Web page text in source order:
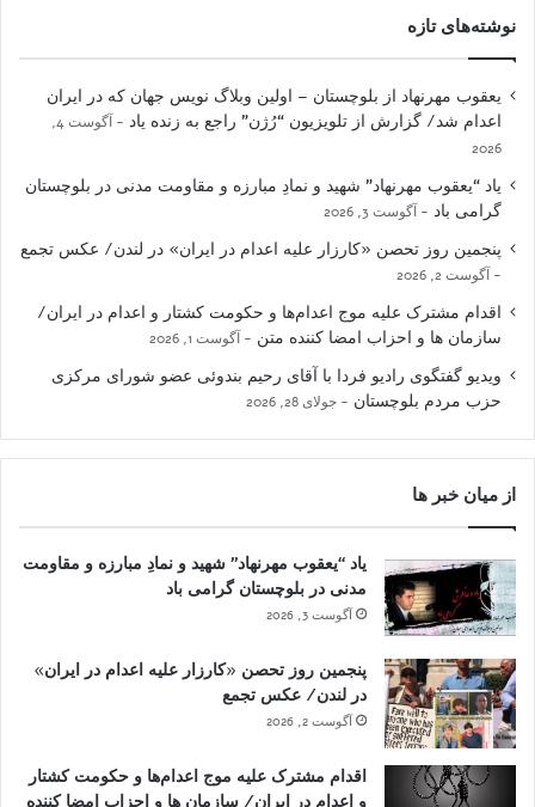
نوشته‌های تازه
یعقوب مهرنهاد از بلوچستان – اولین وبلاگ نویس جهان که در ایران
اعدام شد/ گزارش از تلویزیون “رُژن” راجع به زنده یاد
آگوست 4,
2026
یاد “یعقوب مهرنهاد” شهید و نمادِ مبارزه و مقاومت مدنی در بلوچستان
گرامی باد
آگوست 3, 2026
پنجمین روز تحصن «کارزار علیه اعدام در ایران» در لندن/ عکس تجمع
آگوست 2, 2026
اقدام مشترک علیه موج اعدام‌ها و حکومت کشتار و اعدام در ایران/
سازمان ها و احزاب امضا کننده متن
آگوست 1, 2026
ویدیو گفتگوی رادیو فردا با آقای رحیم بندوئی عضو شورای مرکزی
حزب مردم بلوچستان
جولای 28, 2026
از میان خبر ها
یاد “یعقوب مهرنهاد” شهید و نمادِ مبارزه و مقاومت
مدنی در بلوچستان گرامی باد
آگوست 3, 2026
پنجمین روز تحصن «کارزار علیه اعدام در ایران»
در لندن/ عکس تجمع
آگوست 2, 2026
اقدام مشترک علیه موج اعدام‌ها و حکومت کشتار
و اعدام در ایران/ سازمان ها و احزاب امضا کننده